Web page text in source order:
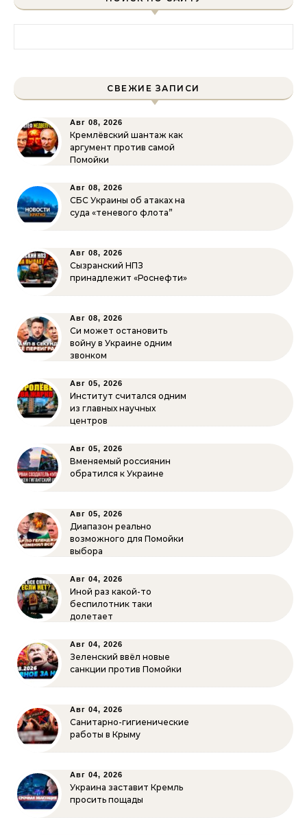
СВЕЖИЕ ЗАПИСИ
Авг 08, 2026
Кремлёвский шантаж как
аргумент против самой
Помойки
Авг 08, 2026
СБС Украины об атаках на
суда «теневого флота”
Авг 08, 2026
Сызранский НПЗ
принадлежит «Роснефти»
Авг 08, 2026
Си может остановить
войну в Украине одним
звонком
Авг 05, 2026
Институт считался одним
из главных научных
центров
Авг 05, 2026
Вменяемый россиянин
обратился к Украине
Авг 05, 2026
Диапазон реально
возможного для Помойки
выбора
Авг 04, 2026
Иной раз какой-то
беспилотник таки
долетает
Авг 04, 2026
Зеленский ввёл новые
санкции против Помойки
Авг 04, 2026
Санитарно-гигиенические
работы в Крыму
Авг 04, 2026
Украина заставит Кремль
просить пощады